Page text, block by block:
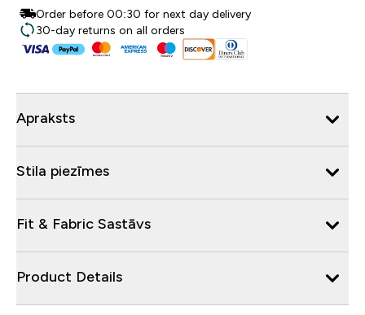
Order before 00:30 for next day delivery
30-day returns on all orders
Apraksts
Stila piezīmes
Fit & Fabric Sastāvs
Product Details